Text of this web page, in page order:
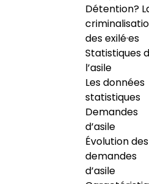
Détention?
des exilé·es
Statistiques
l’asile
Les données
statistiques
Demandes
d’asile
Évolution des
demandes
d’asile